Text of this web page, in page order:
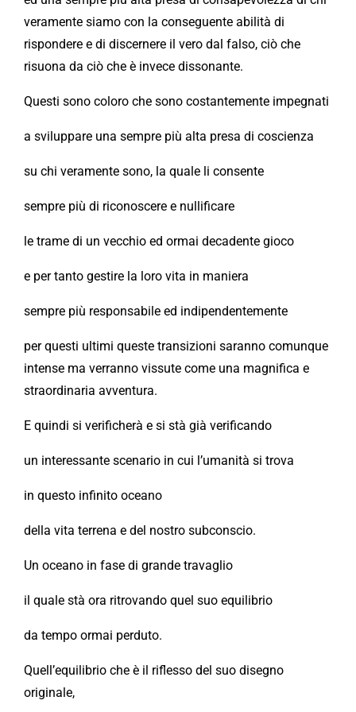
veramente siamo con la conseguente abilità di
rispondere e di discernere il vero dal falso, ciò che
risuona da ciò che è invece dissonante.
Questi sono coloro che sono costantemente impegnati
a sviluppare una sempre più alta presa di coscienza
su chi veramente sono, la quale li consente
sempre più di riconoscere e nullificare
le trame di un vecchio ed ormai decadente gioco
e per tanto gestire la loro vita in maniera
sempre più responsabile ed indipendentemente
per questi ultimi queste transizioni saranno comunque
intense ma verranno vissute come una magnifica e
straordinaria avventura.
E quindi si verificherà e si stà già verificando
un interessante scenario in cui l’umanità si trova
in questo infinito oceano
della vita terrena e del nostro subconscio.
Un oceano in fase di grande travaglio
il quale stà ora ritrovando quel suo equilibrio
da tempo ormai perduto.
Quell’equilibrio che è il riflesso del suo disegno
originale,